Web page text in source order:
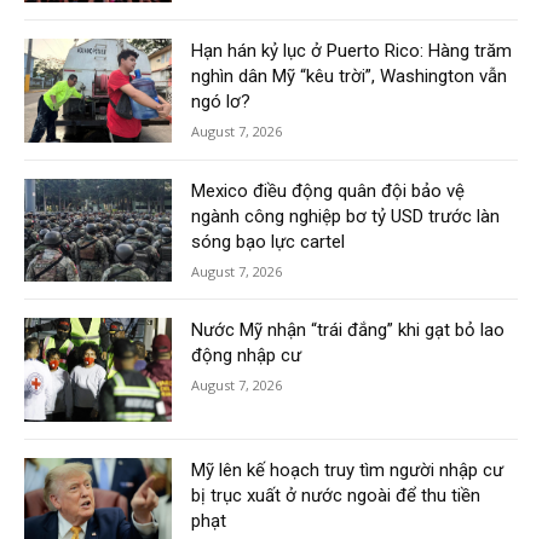
Hạn hán kỷ lục ở Puerto Rico: Hàng trăm
nghìn dân Mỹ “kêu trời”, Washington vẫn
ngó lơ?
August 7, 2026
Mexico điều động quân đội bảo vệ
ngành công nghiệp bơ tỷ USD trước làn
sóng bạo lực cartel
August 7, 2026
Nước Mỹ nhận “trái đắng” khi gạt bỏ lao
động nhập cư
August 7, 2026
Mỹ lên kế hoạch truy tìm người nhập cư
bị trục xuất ở nước ngoài để thu tiền
phạt